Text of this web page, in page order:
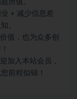
所值。
+ 减少信息差
。
值，也为众多创
加入本站会员，
前程似锦！